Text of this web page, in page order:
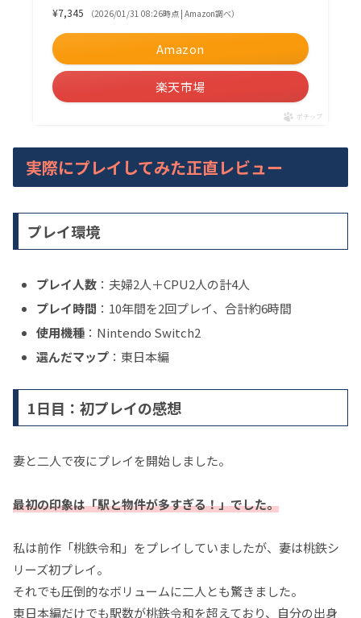
¥7,345 （2026/01/31 08:26時点 | Amazon調べ）
Amazon
楽天市場
ポチップ
実際にプレイしてみた正直レビュー
プレイ環境
プレイ人数 ：夫婦2人＋CPU2人の計4人
プレイ時間 ：10年間を2回プレイ、合計約6時間
使用機種 ：Nintendo Switch2
選んだマップ ：東日本編
1日目：初プレイの感想
妻と二人で夜にプレイを開始しました。
最初の印象は「駅と物件が多すぎる！」でした。
私は前作「桃鉄令和」をプレイしていましたが、妻は桃鉄シ
リーズ初プレイ。
それでも圧倒的なボリュームに二人とも驚きました。
東日本編だけでも駅数が桃鉄令和を超えており、自分の出身